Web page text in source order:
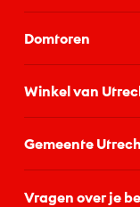
Domtoren
Winkel van
Gemeente
Vragen over je